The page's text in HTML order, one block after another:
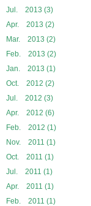
Jul. 2013 (3)
Apr. 2013 (2)
Mar. 2013 (2)
Feb. 2013 (2)
Jan. 2013 (1)
Oct. 2012 (2)
Jul. 2012 (3)
Apr. 2012 (6)
Feb. 2012 (1)
Nov. 2011 (1)
Oct. 2011 (1)
Jul. 2011 (1)
Apr. 2011 (1)
Feb. 2011 (1)